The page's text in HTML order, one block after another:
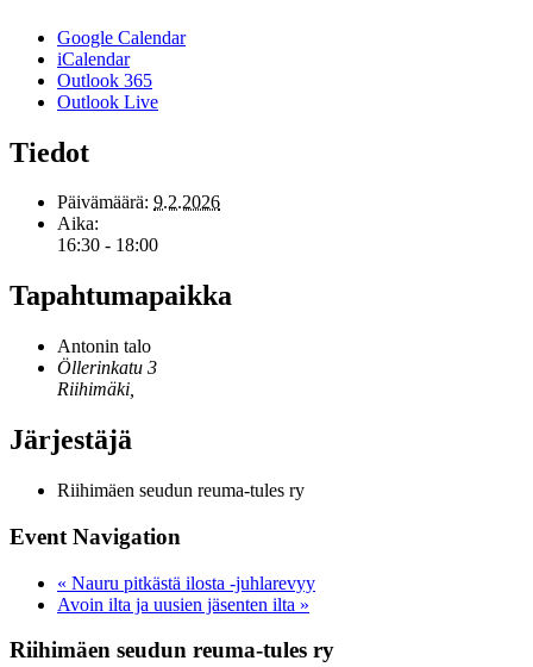
Google Calendar
iCalendar
Outlook 365
Outlook Live
Tiedot
Päivämäärä: 9.2.2026
Aika:
16:30 - 18:00
Tapahtumapaikka
Antonin talo
Öllerinkatu 3
Riihimäki
Järjestäjä
Riihimäen seudun reuma-tules ry
Event Navigation
« Nauru pitkästä ilosta -juhlarevyy
Avoin ilta ja uusien jäsenten ilta »
Riihimäen seudun reuma-tules ry